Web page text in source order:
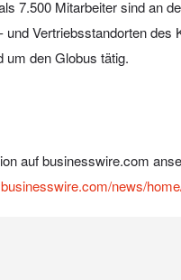
7.500 Mitarbeiter sind an
und Vertriebsstandorten des
um den Globus tätig.
auf businesswire.com
news/